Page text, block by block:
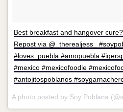
Best breakfast and hangover
Repost via @_therealjess_
#loves_puebla #amopuebla
#mexico #mexicofoodie
#antojitospoblanos
A photo posted by Soy Poblana